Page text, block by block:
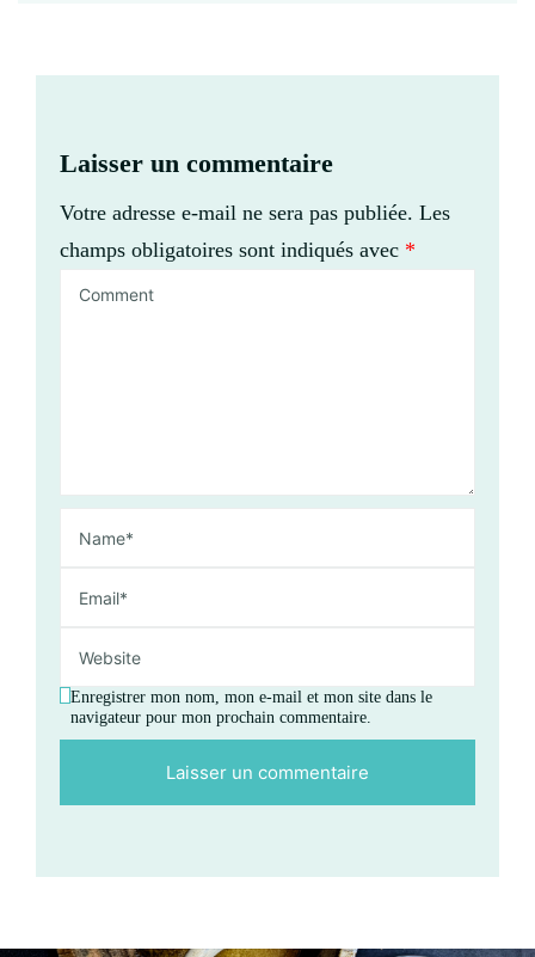
Laisser un commentaire
Votre adresse e-mail ne sera pas publiée. Les
champs obligatoires sont indiqués avec *
Enregistrer mon nom, mon e-mail et mon site dans le
navigateur pour mon prochain commentaire.